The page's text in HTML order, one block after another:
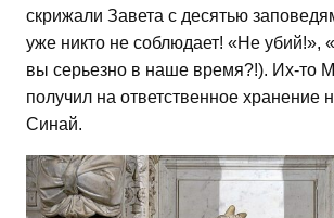
скрижали Завета с десятью
уже никто не соблюдает! «Не убий!»,
вы серьезно в наше время?!). Их-то
получил на ответственное хранение
Синай.